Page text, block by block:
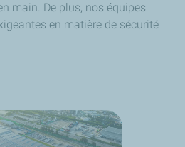
main. De plus, nos équipes
en matière de sécurité